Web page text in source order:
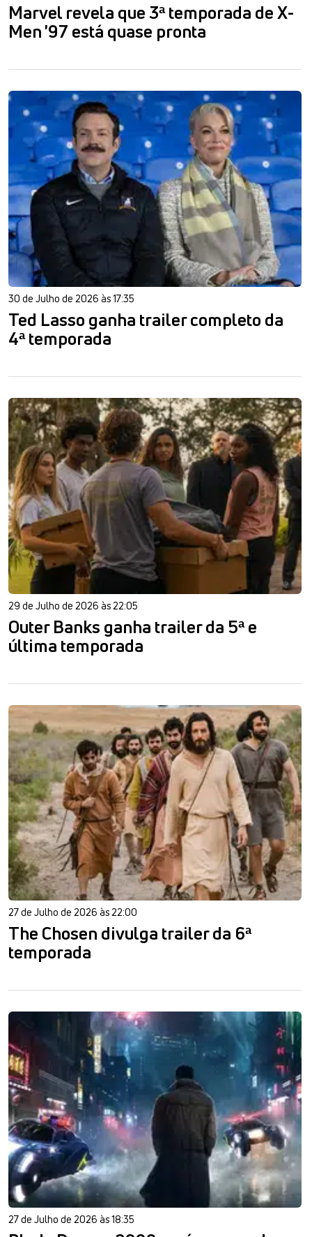
Marvel revela que 3ª temporada de X-
Men '97 está quase pronta
30 de Julho de 2026 às 17:35
Ted Lasso ganha trailer completo da
4ª temporada
29 de Julho de 2026 às 22:05
Outer Banks ganha trailer da 5ª e
última temporada
27 de Julho de 2026 às 22:00
The Chosen divulga trailer da 6ª
temporada
27 de Julho de 2026 às 18:35